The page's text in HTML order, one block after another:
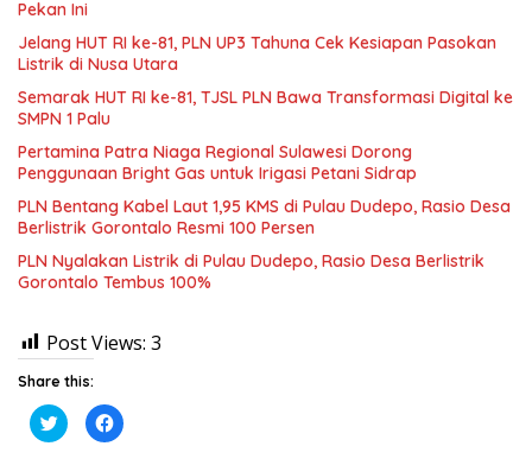
Pekan Ini
Jelang HUT RI ke-81, PLN UP3 Tahuna Cek Kesiapan Pasokan
Listrik di Nusa Utara
Semarak HUT RI ke-81, TJSL PLN Bawa Transformasi Digital ke
SMPN 1 Palu
Pertamina Patra Niaga Regional Sulawesi Dorong
Penggunaan Bright Gas untuk Irigasi Petani Sidrap
PLN Bentang Kabel Laut 1,95 KMS di Pulau Dudepo, Rasio Desa
Berlistrik Gorontalo Resmi 100 Persen
PLN Nyalakan Listrik di Pulau Dudepo, Rasio Desa Berlistrik
Gorontalo Tembus 100%
Post Views: 3
Share this:
K
l
K
l